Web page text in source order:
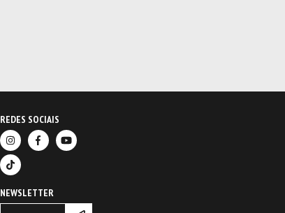
REDES SOCIAIS
NEWSLETTER